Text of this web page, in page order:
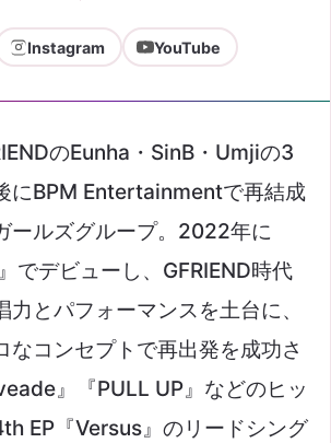
Instagram YouTube
のEunha・SinB・Umjiの3
にBPM Entertainmentで再結成
ールズグループ。2022年に
でデビューし、GFRIEND時代
力とパフォーマンスを土台に、
なコンセプトで再出発を成功さ
』『PULL UP』などのヒッ
EP『Versus』のリードシング